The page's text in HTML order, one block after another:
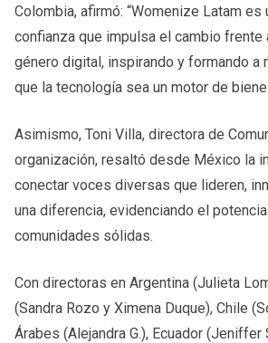
Colombia, afirmó: “Womenize Latam es
confianza que impulsa el cambio frente
género digital, inspirando y formando a
que la tecnología sea un motor de
Asimismo, Toni Villa, directora de
organización, resaltó desde México la
conectar voces diversas que lideren,
una diferencia, evidenciando el
comunidades sólidas.
Con directoras en Argentina (Julieta
(Sandra Rozo y Ximena Duque), Chile
Árabes (Alejandra G.), Ecuador (Jeniffer